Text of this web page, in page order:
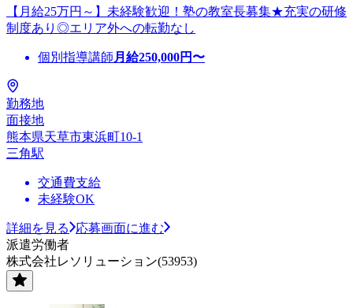
【月給25万円～】未経験歓迎！塾の教室長募集★充実の研修
制度あり◎エリア外への転勤なし
個別指導講師 月給250,000円〜
勤務地
面接地
熊本県天草市東浜町10-1
三角駅
交通費支給
未経験OK
詳細を見る
応募画面に進む
派遣労働者
株式会社レソリューション(53953)